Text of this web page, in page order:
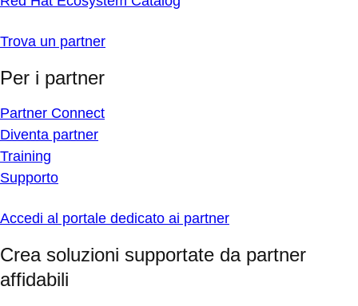
Trova un partner
Per i partner
Partner Connect
Diventa partner
Training
Supporto
Accedi al portale dedicato ai partner
Crea soluzioni supportate da partner
affidabili